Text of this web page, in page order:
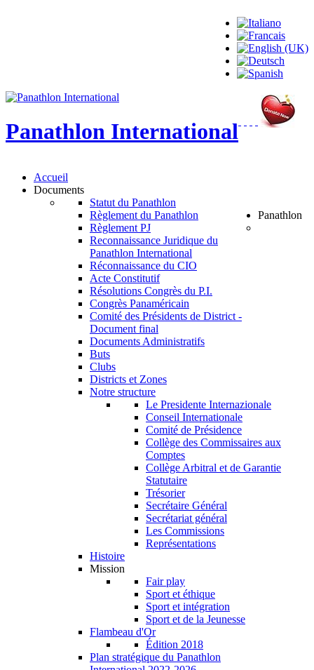
Panathlon International
Accueil
Documents
Statut du Panathlon
Règlement du Panathlon
Règlement PJ
Reconnaissance Juridique du
Panathlon International
Réconnaissance du CIO
Acte Constitutif
Résolutions Congrès du P.I.
Congrès Panaméricain
Comité des Présidents de District -
Document final
Documents Administratifs
Panathlon
Buts
Clubs
Districts et Zones
Notre structure
Le Presidente Internazionale
Conseil Internationale
Comité de Présidence
Collège des Commissaires aux
Comptes
Collège Arbitral et de Garantie
Statutaire
Trésorier
Secrétaire Général
Secrétariat général
Les Commissions
Représentations
Histoire
Mission
Fair play
Sport et éthique
Sport et intégration
Sport et de la Jeunesse
Flambeau d'Or
Édition 2018
Plan stratégique du Panathlon